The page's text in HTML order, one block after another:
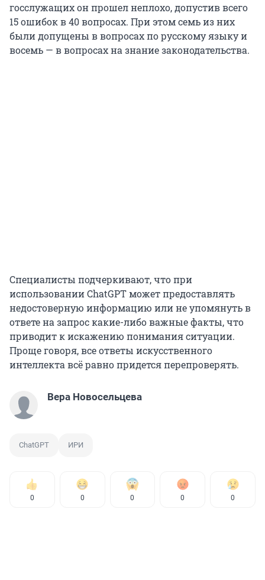
госслужащих он прошел неплохо, допустив всего
15 ошибок в 40 вопросах. При этом семь из них
были допущены в вопросах по русскому языку и
восемь — в вопросах на знание законодательства.
Специалисты подчеркивают, что при
использовании ChatGPT может предоставлять
недостоверную информацию или не упомянуть в
ответе на запрос какие-либо важные факты, что
приводит к искажению понимания ситуации.
Проще говоря, все ответы искусственного
интеллекта всё равно придется перепроверять.
Вера Новосельцева
ChatGPT ИРИ
0 0 0 0 0